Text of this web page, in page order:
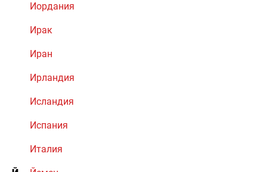
Иордания
Ирак
Иран
Ирландия
Исландия
Испания
Италия